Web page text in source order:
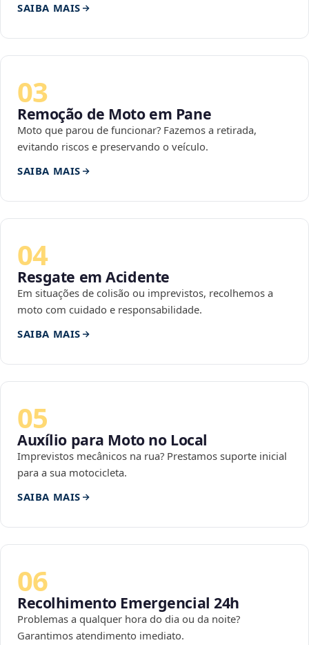
SAIBA MAIS
03
Remoção de Moto em Pane
Moto que parou de funcionar? Fazemos a retirada,
evitando riscos e preservando o veículo.
SAIBA MAIS
04
Resgate em Acidente
Em situações de colisão ou imprevistos, recolhemos a
moto com cuidado e responsabilidade.
SAIBA MAIS
05
Auxílio para Moto no Local
Imprevistos mecânicos na rua? Prestamos suporte inicial
para a sua motocicleta.
SAIBA MAIS
06
Recolhimento Emergencial 24h
Problemas a qualquer hora do dia ou da noite?
Garantimos atendimento imediato.